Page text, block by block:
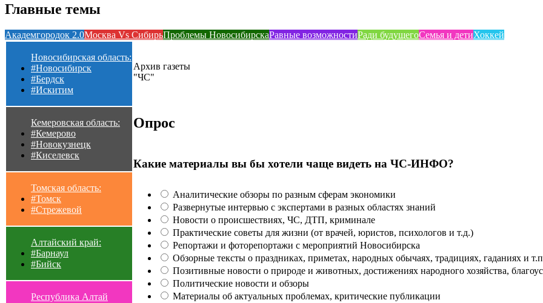
Главные темы
Академгородок 2.0Москва Vs СибирьПроблемы НовосибирскаРавные возможностиРади будущегоСемья и детиХоккей
Новосибирская область:
#Новосибирск
#Бердск
#Искитим
Кемеровская область:
#Кемерово
#Новокузнецк
#Киселевск
Томская область:
#Томск
#Стрежевой
Алтайский край:
#Барнаул
#Бийск
Республика Алтай
Архив газеты
"ЧС"
Опрос
Какие материалы вы бы хотели чаще видеть на ЧС-ИНФО?
Аналитические обзоры по разным сферам экономики
Развернутые интервью с экспертами в разных областях знаний
Новости о происшествиях, ЧС, ДТП, криминале
Практические советы для жизни (от врачей, юристов, психологов и т.д.)
Репортажи и фоторепортажи с мероприятий Новосибирска
Обзорные тексты о праздниках, приметах, народных обычаях, традициях, гаданиях и
Позитивные новости о природе и животных, достижениях народного хозяйства,
Политические новости и обзоры
Материалы об актуальных проблемах, критические публикации